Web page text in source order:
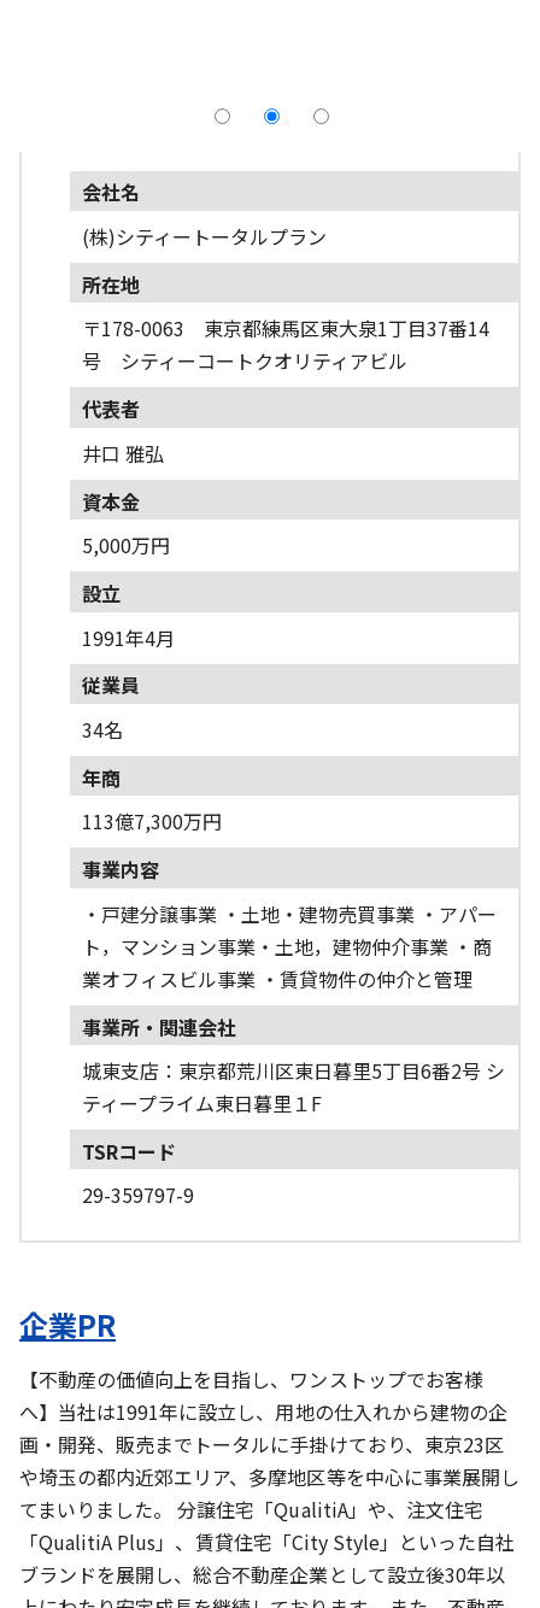
会社名
(株)シティートータルプラン
所在地
〒178-0063 東京都練馬区東大泉1丁目37番14
号 シティーコートクオリティアビル
代表者
井口 雅弘
資本金
5,000万円
設立
1991年4月
従業員
34名
年商
113億7,300万円
事業内容
・戸建分譲事業 ・土地・建物売買事業 ・アパー
ト，マンション事業・土地，建物仲介事業 ・商
業オフィスビル事業 ・賃貸物件の仲介と管理
事業所・関連会社
城東支店：東京都荒川区東日暮里5丁目6番2号 シ
ティープライム東日暮里１F
TSRコード
29-359797-9
企業PR
【不動産の価値向上を目指し、ワンストップでお客様
へ】当社は1991年に設立し、用地の仕入れから建物の企
画・開発、販売までトータルに手掛けており、東京23区
や埼玉の都内近郊エリア、多摩地区等を中心に事業展開し
てまいりました。 分譲住宅「QualitiA」や、注文住宅
「QualitiA Plus」、賃貸住宅「City Style」といった自社
ブランドを展開し、総合不動産企業として設立後30年以